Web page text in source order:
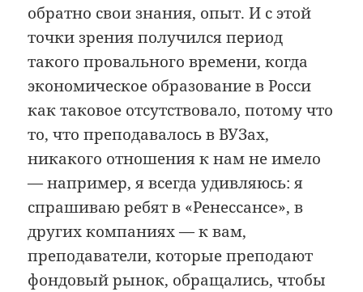
обратно свои знания, опыт. И с этой
точки зрения получился период
такого провального времени, когда
экономическое образование в Росси
как таковое отсутствовало, потому что
то, что преподавалось в ВУЗах,
никакого отношения к нам не имело
— например, я всегда удивляюсь: я
спрашиваю ребят в «Ренессансе», в
других компаниях — к вам,
преподаватели, которые преподают
фондовый рынок, обращались, чтобы